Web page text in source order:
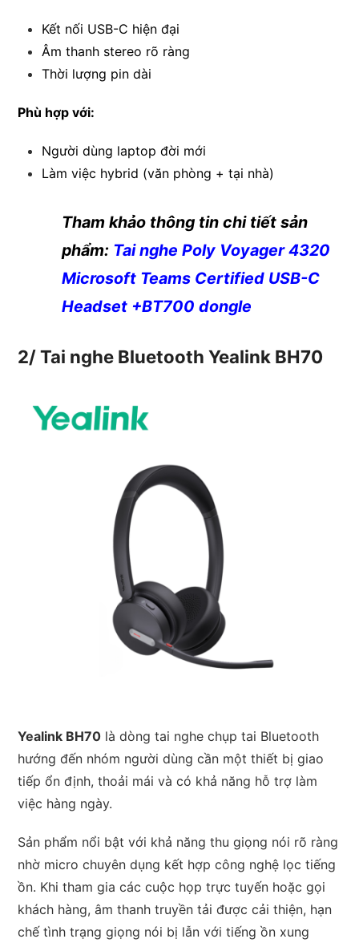
Kết nối USB-C hiện đại
Âm thanh stereo rõ ràng
Thời lượng pin dài
Phù hợp với:
Người dùng laptop đời mới
Làm việc hybrid (văn phòng + tại nhà)
Tham khảo thông tin chi tiết sản
phẩm: Tai nghe Poly Voyager 4320
Microsoft Teams Certified USB-C
Headset +BT700 dongle
2/Tai nghe BluetoothYealink BH70
Yealink BH70 là dòng tai nghe chụp tai Bluetooth
hướng đến nhóm người dùng cần một thiết bị giao
tiếp ổn định, thoải mái và có khả năng hỗ trợ làm
việc hàng ngày.
Sản phẩm nổi bật với khả năng thu giọng nói rõ ràng
nhờ micro chuyên dụng kết hợp công nghệ lọc tiếng
ồn. Khi tham gia các cuộc họp trực tuyến hoặc gọi
khách hàng, âm thanh truyền tải được cải thiện, hạn
chế tình trạng giọng nói bị lẫn với tiếng ồn xung